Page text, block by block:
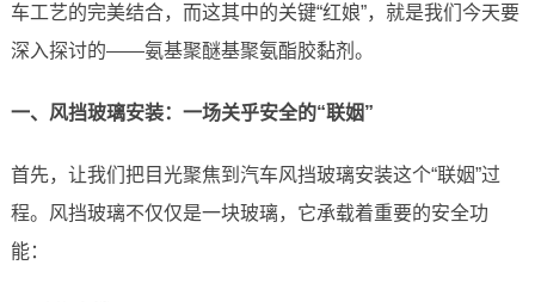
车工艺的完美结合，而这其中的关键“红娘”，就是我们今天要
深入探讨的——氨基聚醚基聚氨酯胶黏剂。
一、风挡玻璃安装：一场关乎安全的“联姻”
首先，让我们把目光聚焦到汽车风挡玻璃安装这个“联姻”过
程。风挡玻璃不仅仅是一块玻璃，它承载着重要的安全功
能：